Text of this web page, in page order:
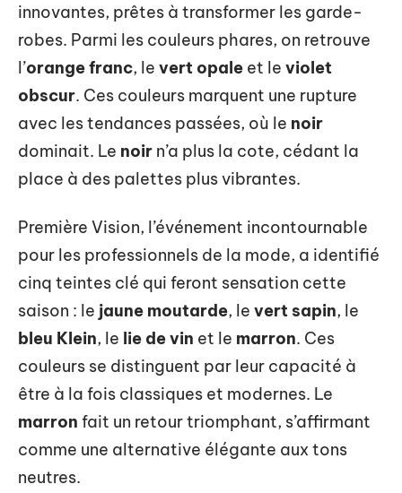
innovantes, prêtes à transformer les garde-
robes. Parmi les couleurs phares, on retrouve
l’orange franc, le vert opale et le violet
obscur. Ces couleurs marquent une rupture
avec les tendances passées, où le noir
dominait. Le noir n’a plus la cote, cédant la
place à des palettes plus vibrantes.
Première Vision, l’événement incontournable
pour les professionnels de la mode, a identifié
cinq teintes clé qui feront sensation cette
saison : le jaune moutarde, le vert sapin, le
bleu Klein, le lie de vin et le marron. Ces
couleurs se distinguent par leur capacité à
être à la fois classiques et modernes. Le
marron fait un retour triomphant, s’affirmant
comme une alternative élégante aux tons
neutres.